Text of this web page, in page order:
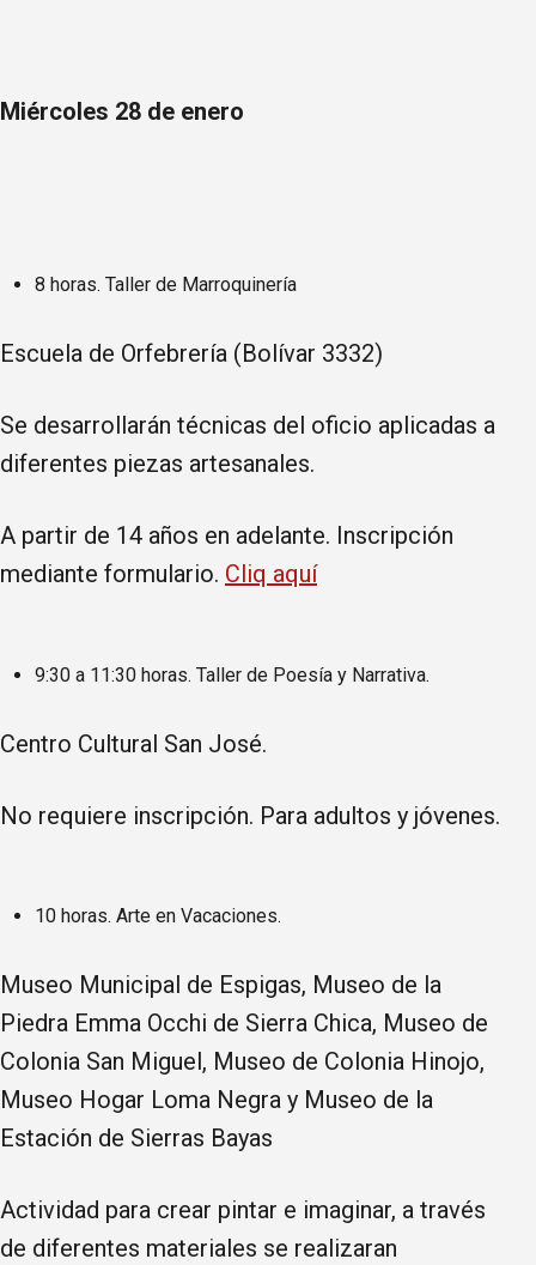
Miércoles 28 de enero
8 horas. Taller de Marroquinería
Escuela de Orfebrería (Bolívar 3332)
Se desarrollarán técnicas del oficio aplicadas a
diferentes piezas artesanales.
A partir de 14 años en adelante. Inscripción
mediante formulario. Cliq aquí
9:30 a 11:30 horas. Taller de Poesía y Narrativa.
Centro Cultural San José.
No requiere inscripción. Para adultos y jóvenes.
10 horas. Arte en Vacaciones.
Museo Municipal de Espigas, Museo de la
Piedra Emma Occhi de Sierra Chica, Museo de
Colonia San Miguel, Museo de Colonia Hinojo,
Museo Hogar Loma Negra y Museo de la
Estación de Sierras Bayas
Actividad para crear pintar e imaginar, a través
de diferentes materiales se realizaran